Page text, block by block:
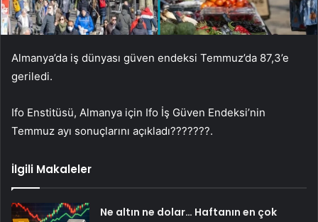
Almanya’da iş dünyası güven endeksi Temmuz’da 87,3’e
geriledi.
Ifo Enstitüsü, Almanya için Ifo İş Güven Endeksi’nin
Temmuz ayı sonuçlarını açıkladı???????.
İlgili Makaleler
Ne altın ne dolar… Haftanın en çok